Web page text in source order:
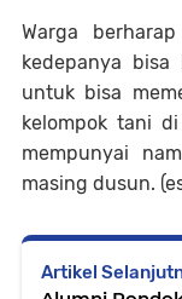
Warga
kedepanya
untuk bisa
kelompok tani
mempunyai
masing dusun.
Artikel